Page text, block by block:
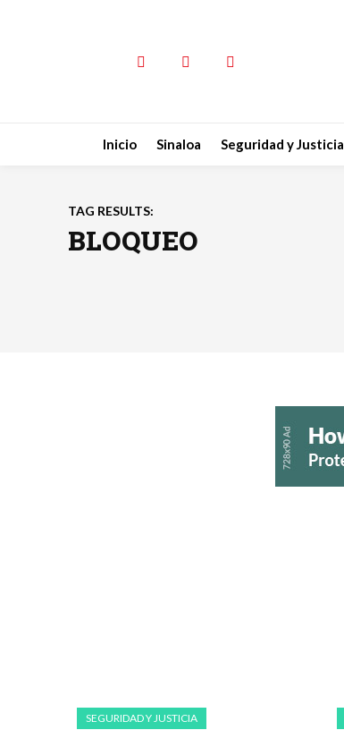
Inicio Sinaloa Seguridad y Justicia
TAG RESULTS:
BLOQUEO
SEGURIDAD Y JUSTICIA